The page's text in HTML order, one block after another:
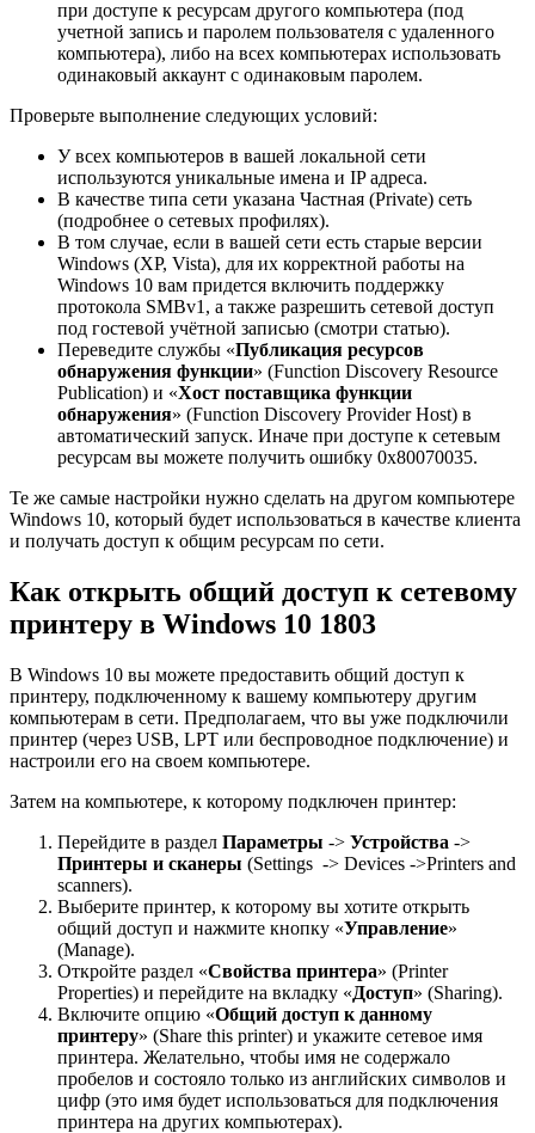
при доступе к ресурсам другого компьютера (под
учетной запись и паролем пользователя с удаленного
компьютера), либо на всех компьютерах использовать
одинаковый аккаунт с одинаковым паролем.
Проверьте выполнение следующих условий:
У всех компьютеров в вашей локальной сети
используются уникальные имена и IP адреса.
В качестве типа сети указана Частная (Private) сеть
(подробнее о сетевых профилях).
В том случае, если в вашей сети есть старые версии
Windows (XP, Vista), для их корректной работы на
Windows 10 вам придется включить поддержку
протокола SMBv1, а также разрешить сетевой доступ
под гостевой учётной записью (смотри статью).
Переведите службы «Публикация ресурсов
обнаружения функции» (Function Discovery Resource
Publication) и «Хост поставщика функции
обнаружения» (Function Discovery Provider Host) в
автоматический запуск. Иначе при доступе к сетевым
ресурсам вы можете получить ошибку 0x80070035.
Те же самые настройки нужно сделать на другом компьютере
Windows 10, который будет использоваться в качестве клиента
и получать доступ к общим ресурсам по сети.
Как открыть общий доступ к сетевому
принтеру в Windows 10 1803
В Windows 10 вы можете предоставить общий доступ к
принтеру, подключенному к вашему компьютеру другим
компьютерам в сети. Предполагаем, что вы уже подключили
принтер (через USB, LPT или беспроводное подключение) и
настроили его на своем компьютере.
Затем на компьютере, к которому подключен принтер:
Перейдите в раздел Параметры -> Устройства ->
Принтеры и сканеры (Settings -> Devices ->Printers and
scanners).
Выберите принтер, к которому вы хотите открыть
общий доступ и нажмите кнопку «Управление»
(Manage).
Откройте раздел «Свойства принтера» (Printer
Properties) и перейдите на вкладку «Доступ» (Sharing).
Включите опцию «Общий доступ к данному
принтеру» (Share this printer) и укажите сетевое имя
принтера. Желательно, чтобы имя не содержало
пробелов и состояло только из английских символов и
цифр (это имя будет использоваться для подключения
принтера на других компьютерах).